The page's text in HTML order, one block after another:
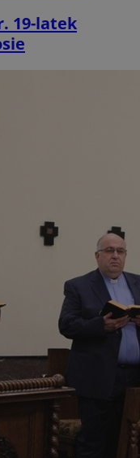
19-latek